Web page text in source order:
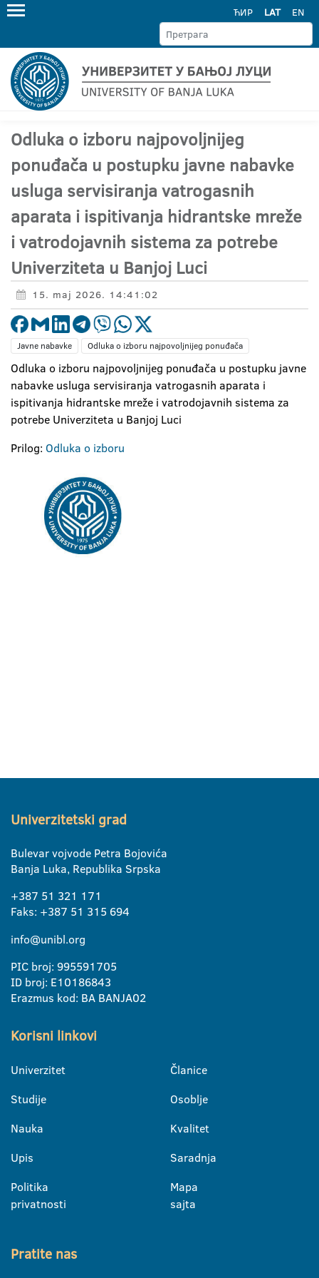
ЋИР LAT EN
Odluka o izboru najpovoljnijeg
ponuđača u postupku javne nabavke
usluga servisiranja vatrogasnih
aparata i ispitivanja hidrantske mreže
i vatrodojavnih sistema za potrebe
Univerziteta u Banjoj Luci
15. maj 2026. 14:41:02
Javne nabavke Odluka o izboru najpovoljnijeg ponuđača
Odluka o izboru najpovoljnijeg ponuđača u postupku javne
nabavke usluga servisiranja vatrogasnih aparata i
ispitivanja hidrantske mreže i vatrodojavnih sistema za
potrebe Univerziteta u Banjoj Luci
Prilog: Odluka o izboru
Univerzitetski grad
Bulevar vojvode Petra Bojovića
Banja Luka, Republika Srpska
+387 51 321 171
Faks: +387 51 315 694
info@unibl.org
PIC broj: 995591705
ID broj: E10186843
Erazmus kod: BA BANJA02
Korisni linkovi
Univerzitet
Studije
Nauka
Upis
Politika
privatnosti
Članice
Osoblje
Kvalitet
Saradnja
Mapa
sajta
Pratite nas